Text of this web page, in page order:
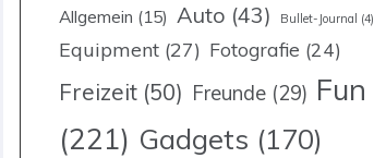
Allgemein (15) Auto (43) Bullet-Journal (4)
Equipment (27) Fotografie (24)
Freizeit (50) Freunde (29) Fun
(221) Gadgets (170)